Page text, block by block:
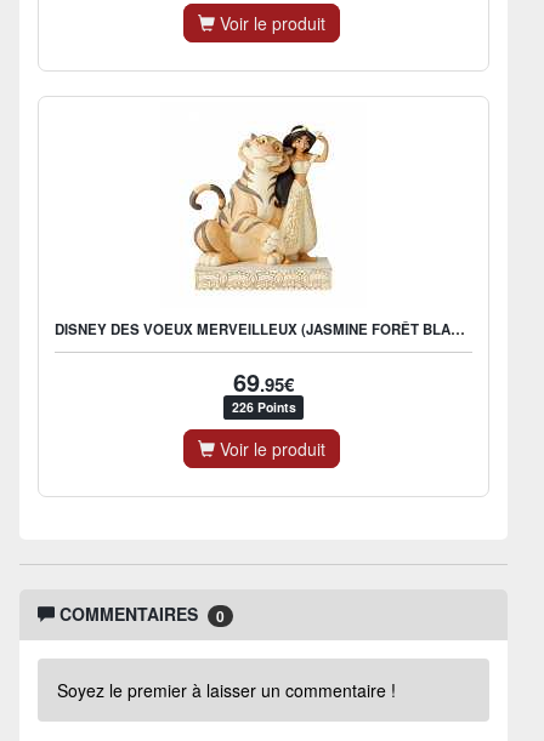
Voir le produit
DISNEY DES VOEUX MERVEILLEUX (JASMINE FORÊT BLANCHE FIGURINE)
69.95€
226 Points
Voir le produit
COMMENTAIRES 0
Soyez le premier à laisser un commentaire !